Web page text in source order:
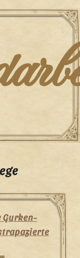
Gurken-